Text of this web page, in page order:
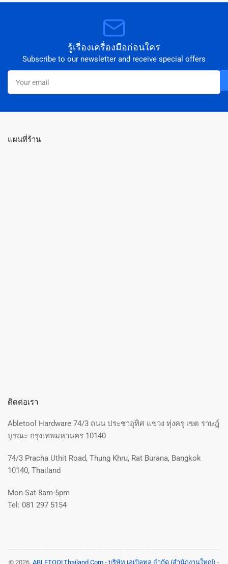
รู้เรื่องเครื่องมือก่อนใคร
Subscribe to our newsletter and receive special offers
Your
email
แผนที่ร้าน
ติดต่อเรา
Abletool Hardware 74/3 ถนน ประชาอุทิศ แขวง ทุ่งครุ เขต ราษฎ์
บูรณะ กรุงเทพมหานคร 10140
74/3 Pracha Uthit Road, Thung Khru, Rat Burana, Bangkok
10140, Thailand
Mon-Sat 8am-5pm
Tel: 081 297 5154
© 2026, ABLETOOLThailand.Com - บริษัท เอเบิลทูล จำกัด (สำนักงานใหญ่) -